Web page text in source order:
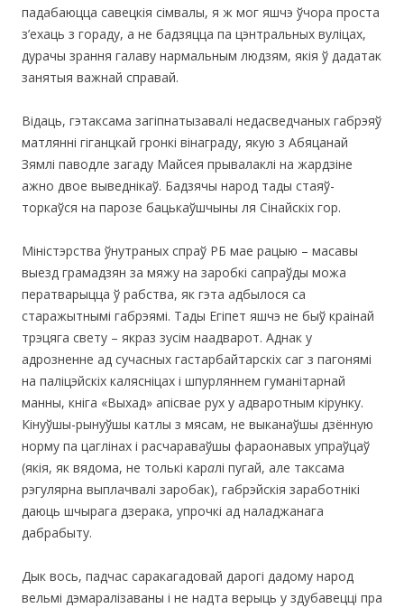
падабаюцца савецкія сімвалы, я ж мог яшчэ ўчора проста
з’ехаць з гораду, а не бадзяцца па цэнтральных вуліцах,
дурачы зрання галаву нармальным людзям, якія ў дадатак
занятыя важнай справай.
Відаць, гэтаксама загіпнатызавалі недасведчаных габрэяў
матлянні гіганцкай гронкі вінаграду, якую з Абяцанай
Зямлі паводле загаду Майсея прывалаклі на жардзіне
ажно двое выведнікаў. Бадзячы народ тады стаяў-
торкаўся на парозе бацькаўшчыны ля Сінайскіх гор.
Міністэрства ўнутраных спраў РБ мае рацыю – масавы
выезд грамадзян за мяжу на заробкі сапраўды можа
ператварыцца ў рабства, як гэта адбылося са
старажытнымі габрэямі. Тады Егіпет яшчэ не быў краінай
трэцяга свету – якраз зусім наадварот. Аднак у
адрозненне ад сучасных гастарбайтарскіх саг з пагонямі
на паліцэйскіх калясніцах і шпурляннем гуманітарнай
манны, кніга «Выхад» апісвае рух у адваротным кірунку.
Кінуўшы-рынуўшы катлы з мясам, не выканаўшы дзённую
норму па цаглінах і расчараваўшы фараонавых упраўцаў
(якія, як вядома, не толькі каралі пугай, але таксама
рэгулярна выплачвалі заробак), габрэйскія заработнікі
даюць шчырага дзерака, упрочкі ад наладжанага
дабрабыту.
Дык вось, падчас саракагадовай дарогі дадому народ
вельмі дэмаралізаваны і не надта верыць у здубавецці пра